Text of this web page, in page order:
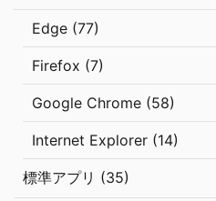
Edge (77)
Firefox (7)
Google Chrome (58)
Internet Explorer (14)
標準アプリ (35)